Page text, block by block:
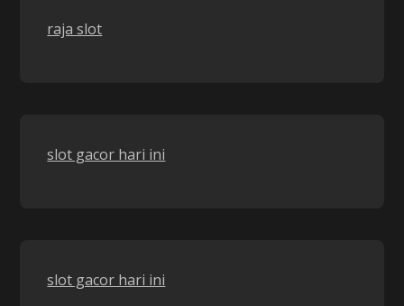
raja slot
slot gacor hari ini
slot gacor hari ini